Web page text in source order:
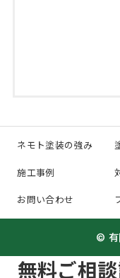
ネモト塗装の強み
施工事例
お問い合わせ
© 有
無料ご相談